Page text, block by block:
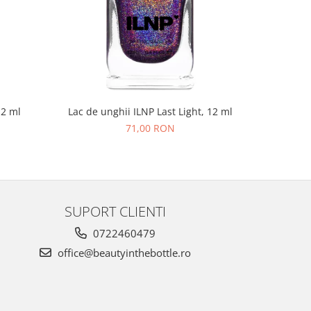
ml
Lac de unghii ILNP Last Light, 12 ml
71,00 RON
SUPORT CLIENTI
0722460479
office@beautyinthebottle.ro